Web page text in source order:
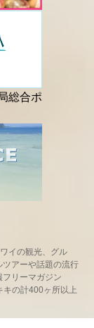
イの観光、グル
ツアーや話題の流行
リーマガジン
キの計400ヶ所以上